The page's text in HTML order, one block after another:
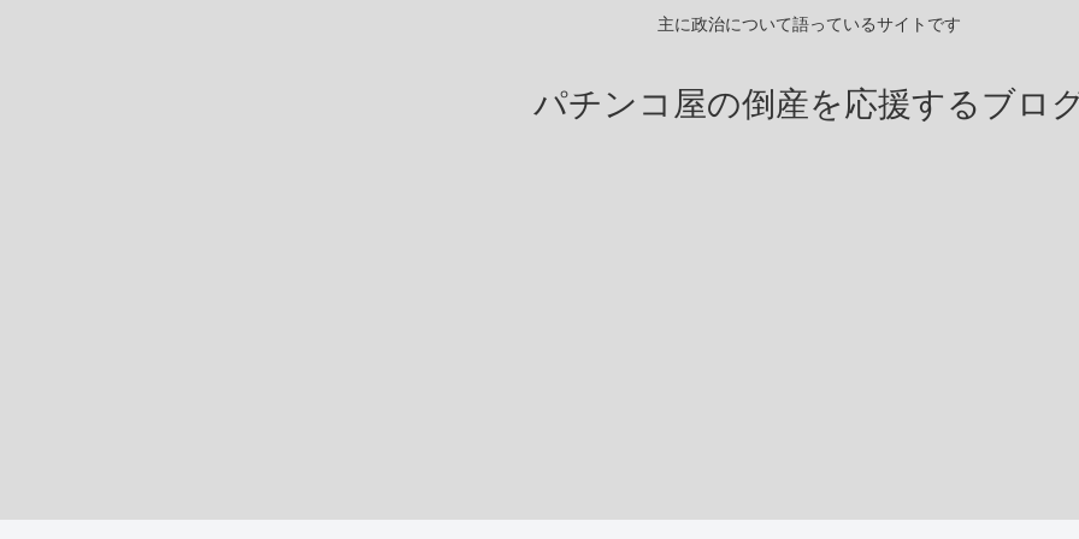
主に政治について語っているサイトです
パチンコ屋の倒産を応援するブロ